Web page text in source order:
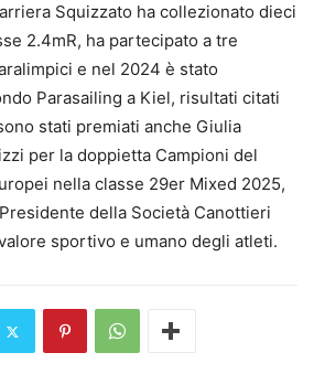
Squizzato ha collezionato dieci
2.4mR, ha partecipato a tre
e nel 2024 è stato
Parasailing a Kiel, risultati citati
stati premiati anche Giulia
per la doppietta Campioni del
nella classe 29er Mixed 2025,
della Società Canottieri
sportivo e umano degli atleti.